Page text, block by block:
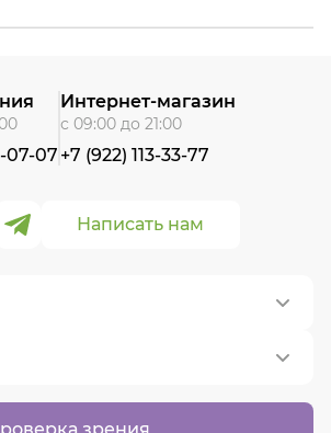
зрения
Написать нам
07-07
Интернет-магазин
с 09:00 до 21:00
+7 (922) 113-33-77